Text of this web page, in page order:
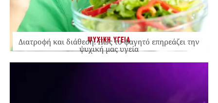
ΨΥΧΙΚΗ ΥΓΕΙΑ
Διατροφή και διάθεση: Πώς το φαγητό επηρεάζει την
ψυχική μας υγεία